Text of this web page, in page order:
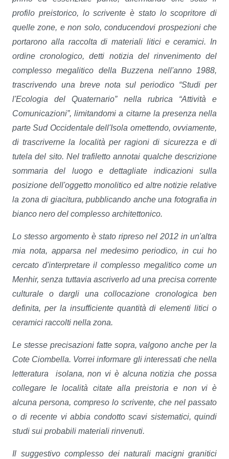
profilo preistorico, lo scrivente è stato lo scopritore di
quelle zone, e non solo, conducendovi prospezioni che
portarono alla raccolta di materiali litici e ceramici. In
ordine cronologico, detti notizia del rinvenimento del
complesso megalitico della Buzzena nell'anno 1988,
trascrivendo una breve nota sul periodico “Studi per
l'Ecologia del Quaternario” nella rubrica “Attività e
Comunicazioni”, limitandomi a citarne la presenza nella
parte Sud Occidentale dell'Isola omettendo, ovviamente,
di trascriverne la località per ragioni di sicurezza e di
tutela del sito. Nel trafiletto annotai qualche descrizione
sommaria del luogo e dettagliate indicazioni sulla
posizione dell'oggetto monolitico ed altre notizie relative
la zona di giacitura, pubblicando anche una fotografia in
bianco nero del complesso architettonico.
Lo stesso argomento è stato ripreso nel 2012 in un'altra
mia nota, apparsa nel medesimo periodico, in cui ho
cercato d'interpretare il complesso megalitico come un
Menhir, senza tuttavia ascriverlo ad una precisa corrente
culturale o dargli una collocazione cronologica ben
definita, per la insufficiente quantità di elementi litici o
ceramici raccolti nella zona.
Le stesse precisazioni fatte sopra, valgono anche per la
Cote Ciombella. Vorrei informare gli interessati che nella
letteratura isolana, non vi è alcuna notizia che possa
collegare le località citate alla preistoria e non vi è
alcuna persona, compreso lo scrivente, che nel passato
o di recente vi abbia condotto scavi sistematici, quindi
studi sui probabili materiali rinvenuti.
Il suggestivo complesso dei naturali macigni granitici